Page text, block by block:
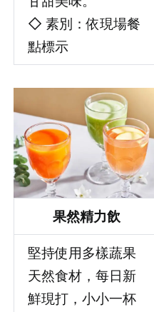
◇ 素別：依現場餐
點標示
果然精力飲
堅持使用多樣蔬果
天然食材，每日新
鮮現打，小小一杯